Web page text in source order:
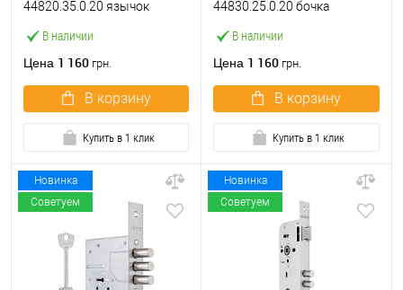
В наличии
44820.35.0.20 язычок
нержавеющая сталь
Цена 1 160 грн.
В корзину
Купить в 1 клик
В наличии
44830.25.0.20 бочка
нержавеющая сталь
Цена 1 160 грн.
В корзину
Купить в 1 клик
Новинка
Советуем
Новинка
Советуем